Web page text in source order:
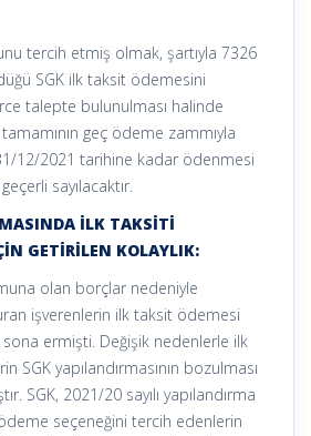
tercih etmiş olmak, şartıyla 7326
SGK ilk taksit ödemesini
talepte bulunulması halinde
geç ödeme zammıyla
12/2021 tarihine kadar ödenmesi
sayılacaktır.
İLK TAKSİTİ
GETİRİLEN KOLAYLIK:
olan borçlar nedeniyle
işverenlerin ilk taksit ödemesi
ermişti. Değişik nedenlerle ilk
SGK yapılandırmasının bozulması
SGK, 2021/20 sayılı yapılandırma
seçeneğini tercih edenlerin